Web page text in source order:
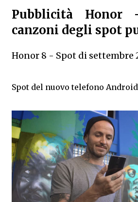
Pubblicità
canzoni degli spot
Honor 8 - Spot di settembre
Spot del nuovo telefono